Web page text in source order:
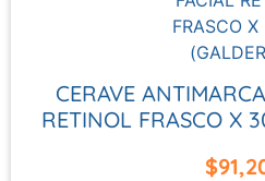
CERAVE
RETINOL FRASCO X
$